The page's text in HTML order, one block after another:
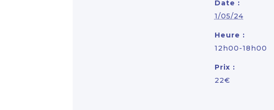
Date :
1/05/24
Heure :
12h00-18h00
Prix :
22€